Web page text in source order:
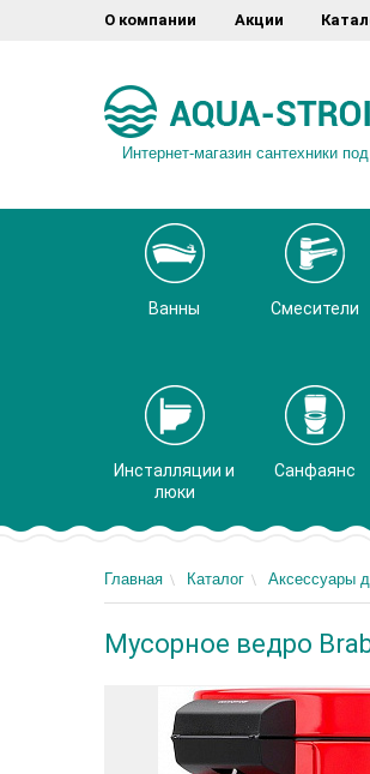
О компании Акции
Интернет-магазин сантехники
Ванны Смесители
Инсталляции и
люки
Санфаянс
Главная Каталог Аксессуары
Мусорное ведро